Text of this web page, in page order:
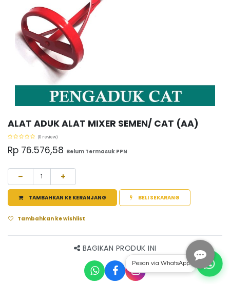
ALAT ADUK ALAT MIXER SEMEN/ CAT (AA)
(0 review)
Rp 76.576,58 Belum Termasuk PPN
TAMBAHKAN KE KERANJANG BELI SEKARANG
Tambahkan ke wishlist
BAGIKAN PRODUK INI
Pesan via WhatsApp